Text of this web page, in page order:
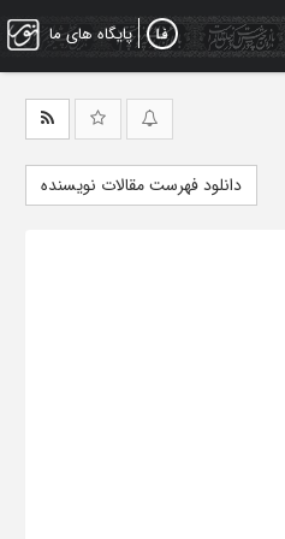
پایگاه های ما
دانلود فهرست مقالات نویسنده